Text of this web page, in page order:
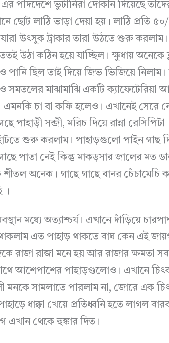
এর পাদদেশে ভুটানিরা দোকান দিয়েছে
ছোট লাঠি ভাড়া দেয়া হয়। লাঠি
উৎসুক ট্রাকার তারা উঠতে শুরু
উঠা কঠিন হয়ে যাচ্ছিল। ক্ষুধায় অনেকে
পানি ছিল তাই দিয়ে জিভ ভিজিয়ে
সমতলের মাঝামাঝি একটি ক্যাফেটেরিয়া
চা বা কফি হলেও। এখানেই সেরে
পাহাড়ী সব্জী, মরিচ দিয়ে রান্না
শুরু করলাম। পাহাড়গুলো পাইন গাছ
পাতা নেই কিন্তু মাকড়সার জালের মত
শীতল অনেক। গাছে গাছে বানর
।
মধ্যে অত্যাশ্চর্য। এখানে দাঁড়িয়ে
থাকলাম এত পাহাড় থাকতে বাঘ কেন এই
রাজা রাজা মনে হয় আর রাজার ক্ষমতা
আশেপাশের পাহাড়গুলোও। এখানে
মনকে সামলাতে পারলাম না, জোরে এক
ধাক্কা খেয়ে প্রতিধ্বনি হতে লাগল
এখান থেকে হুঙ্কার দিত।